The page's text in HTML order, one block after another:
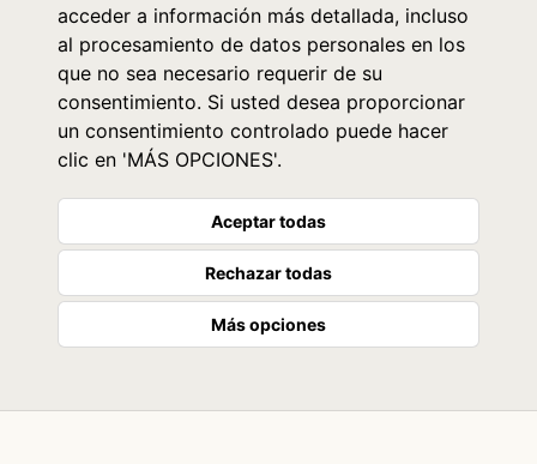
acceder a información más detallada, incluso
al procesamiento de datos personales en los
que no sea necesario requerir de su
consentimiento. Si usted desea proporcionar
un consentimiento controlado puede hacer
clic en 'MÁS OPCIONES'.
Aceptar todas
Rechazar todas
Más opciones